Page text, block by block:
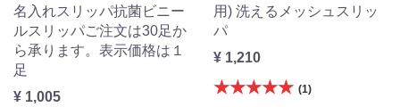
名入れスリッパ抗菌ビニー
ルスリッパご注文は30足か
ら承ります。表示価格は１
足
¥ 1,005
用) 洗えるメッシュスリッ
パ
¥ 1,210
★★★★★ (1)